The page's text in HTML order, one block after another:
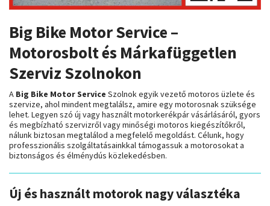
Big Bike Motor Service –
Motorosbolt és Márkafüggetlen
Szerviz Szolnokon
A Big Bike Motor Service Szolnok egyik vezető motoros üzlete és
szervize, ahol mindent megtalálsz, amire egy motorosnak szüksége
lehet. Legyen szó új vagy használt motorkerékpár vásárlásáról, gyors
és megbízható szervizről vagy minőségi motoros kiegészítőkről,
nálunk biztosan megtalálod a megfelelő megoldást. Célunk, hogy
professzionális szolgáltatásainkkal támogassuk a motorosokat a
biztonságos és élménydús közlekedésben.
Új és használt motorok nagy választéka